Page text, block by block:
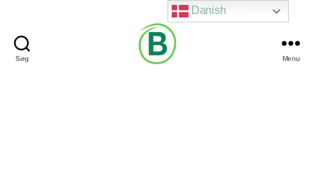
Søg Menu
Danish